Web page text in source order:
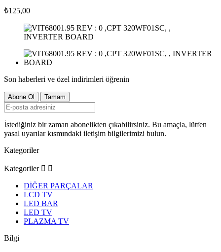
₺125,00
Son haberleri ve özel indirimleri öğrenin
İstediğiniz bir zaman abonelikten çıkabilirsiniz. Bu amaçla, lütfen
yasal uyarılar kısmındaki iletişim bilgilerimizi bulun.
Kategoriler
Kategoriler  
DİĞER PARÇALAR
LCD TV
LED BAR
LED TV
PLAZMA TV
Bilgi